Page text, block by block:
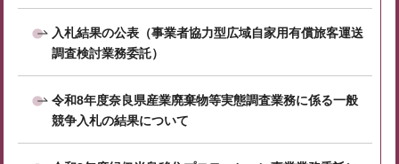
入札結果の公表（事業者協力型広域自家用有償旅客運送
調査検討業務委託）
令和8年度奈良県産業廃棄物等実態調査業務に係る一般
競争入札の結果について